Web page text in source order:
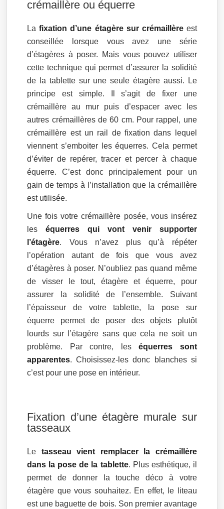
crémaillère ou équerre
Lafixation d’une étagère sur crémaillèreest
conseillée lorsque vous avez une série
d’étagères à poser. Mais vous pouvez utiliser
cette technique qui permet d’assurer la solidité
de la tablette sur une seule étagère aussi. Le
principe est simple. Il s’agit de fixer une
crémaillère au mur puis d’espacer avec les
autres crémaillères de 60 cm. Pour rappel, une
crémaillère est un rail de fixation dans lequel
viennent s’emboiter les équerres. Cela permet
d’éviter de repérer, tracer et percer à chaque
équerre. C’est donc principalement pour un
gain de temps à l’installation que la crémaillère
est utilisée.
Une fois votre crémaillère posée, vous insérez
leséquerres qui vont venir supporter
l’étagère. Vous n’avez plus qu’à répéter
l’opération autant de fois que vous avez
d’étagères à poser. N’oubliez pas quand même
de visser le tout, étagère et équerre, pour
assurer la solidité de l’ensemble. Suivant
l’épaisseur de votre tablette, la pose sur
équerre permet de poser des objets plutôt
lourds sur l’étagère sans que cela ne soit un
problème. Par contre, leséquerres sont
apparentes. Choisissez-les donc blanches si
c’est pour une pose en intérieur.
Fixation d’une étagère murale sur
tasseaux
Le tasseau vient remplacer la crémaillère
dans la pose de la tablette. Plus esthétique, il
permet de donner la touche déco à votre
étagère que vous souhaitez. En effet, le liteau
est une baguette de bois. Son premier avantage